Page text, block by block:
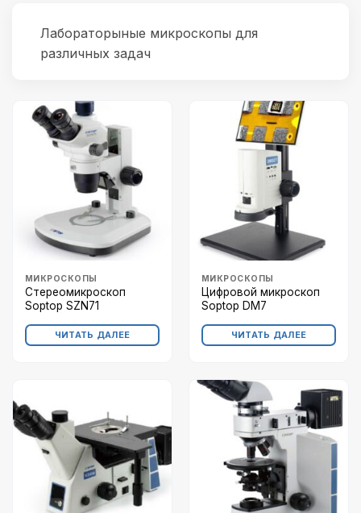
Лабораторыные микроскопы для
различных задач
МИКРОСКОПЫ
Стереомикроскоп
Soptop SZN71
ЧИТАТЬ ДАЛЕЕ
МИКРОСКОПЫ
Цифровой микроскоп
Soptop DM7
ЧИТАТЬ ДАЛЕЕ